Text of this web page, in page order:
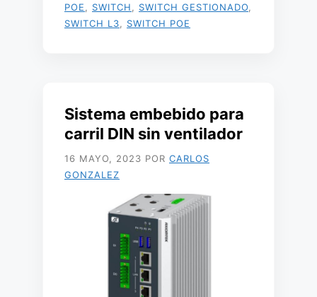
POE
SWITCH SWITCH GESTIONADO
SWITCH L3
SWITCH POE
Sistema embebido para
carril DIN sin ventilador
16 MAYO, 2023 POR CARLOS
GONZALEZ